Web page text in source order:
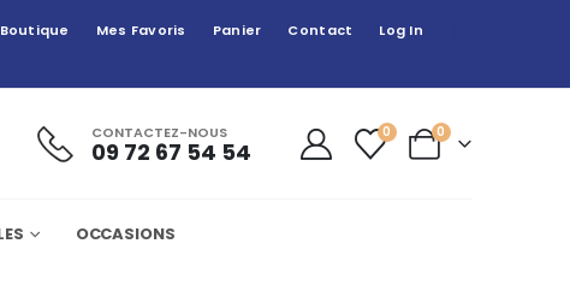
Boutique Mes Favoris Panier Contact Log In
CONTACTEZ-NOUS
09 72 67 54 54
0 0
OCCASIONS